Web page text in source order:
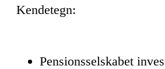
Kendetegn:
Pensionsselskabet